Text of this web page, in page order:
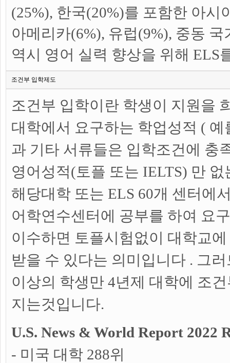
(25%), 한국(20%)를 포함한 아시
아메리카(6%), 유럽(9%), 중동
역시 영어 실력 향상을 위해 ELS
조건부 입학제도
조건부 입학이란 학생이 지원을
대학에서 요구하는 학업성적 ( 예
과 기타 서류들은 입학조건에 충
영어성적(토플 또는 IELTS) 만
해당대학 또는 ELS 60개 센터에
어학연수센터에 공부를 하여 요
이수하면 토플시험없이 대학교
받을 수 있다는 의미입니다 . 그
이상의 학생만 4년제 대학에 조
지는것입니다.
U.S. News & World Report 2022
- 미국 대학 288위